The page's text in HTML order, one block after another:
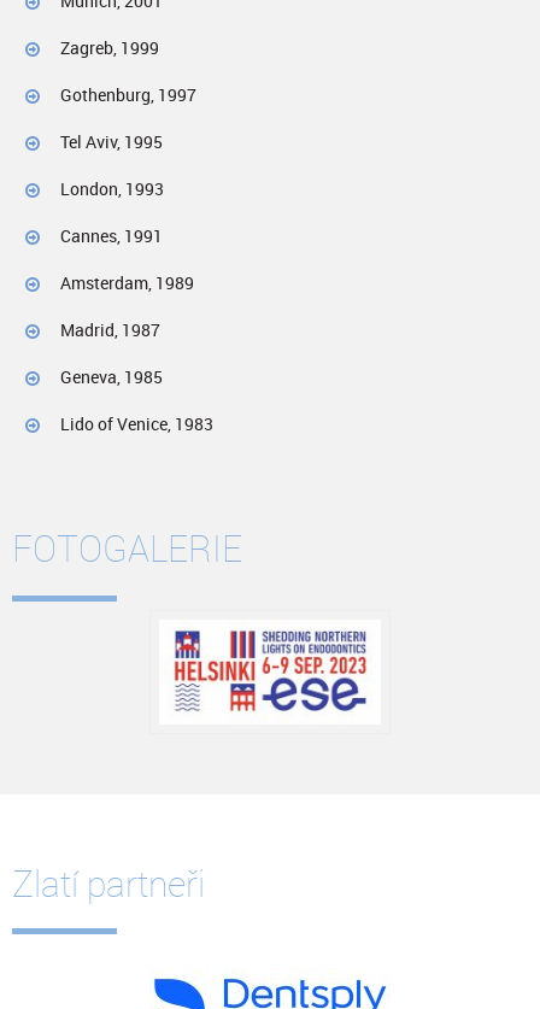
Zagreb, 1999
Gothenburg, 1997
Tel Aviv, 1995
London, 1993
Cannes, 1991
Amsterdam, 1989
Madrid, 1987
Geneva, 1985
Lido of Venice, 1983
FOTOGALERIE
Zlatí partneři